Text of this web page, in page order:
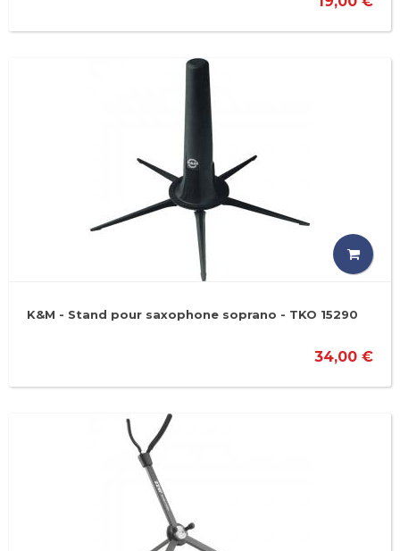
K&M - Stand pour saxophone soprano - TKO 15290
34,00 €